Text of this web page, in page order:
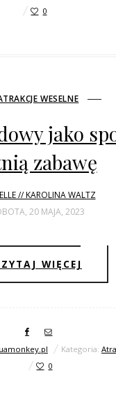
0
WESELNE
jako
zabawę
// KAROLINA WALTZ
20 MAJA, 2023
WIĘCEJ
Kategoria:
0